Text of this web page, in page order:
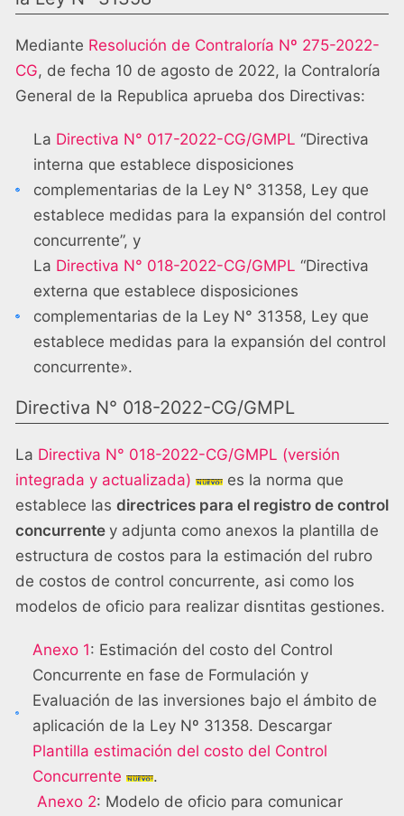
Mediante Resolución de Contraloría Nº 275-2022-
CG, de fecha 10 de agosto de 2022, la Contraloría
General de la Republica aprueba dos Directivas:
La Directiva N° 017-2022-CG/GMPL “Directiva
interna que establece disposiciones
complementarias de la Ley N° 31358, Ley que
establece medidas para la expansión del control
concurrente”, y
La Directiva N° 018-2022-CG/GMPL “Directiva
externa que establece disposiciones
complementarias de la Ley N° 31358, Ley que
establece medidas para la expansión del control
concurrente».
Directiva N° 018-2022-CG/GMPL
La Directiva N° 018-2022-CG/GMPL (versión
integrada y actualizada)
es la norma que
establece las directrices para el registro de control
concurrente y adjunta como anexos la plantilla de
estructura de costos para la estimación del rubro
de costos de control concurrente, asi como los
modelos de oficio para realizar disntitas gestiones.
Anexo 1: Estimación del costo del Control
Concurrente en fase de Formulación y
Evaluación de las inversiones bajo el ámbito de
aplicación de la Ley Nº 31358. Descargar
Plantilla estimación del costo del Control
Concurrente
.
Anexo 2: Modelo de oficio para comunicar